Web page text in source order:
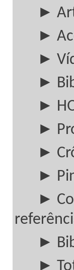
►
►
►
►
►
►
►
►
►
►
►